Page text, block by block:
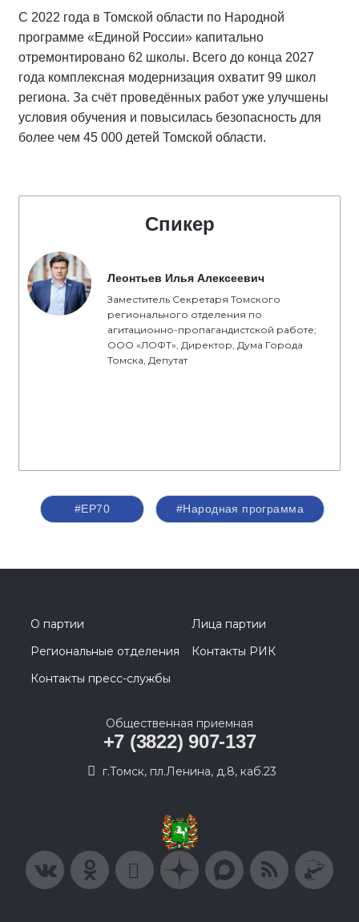
С 2022 года в Томской области по Народной
программе «Единой России» капитально
отремонтировано 62 школы. Всего до конца 2027
года комплексная модернизация охватит 99 школ
региона. За счёт проведённых работ уже улучшены
условия обучения и повысилась безопасность для
более чем 45 000 детей Томской области.
Спикер
Леонтьев Илья Алексеевич
Заместитель Секретаря Томского
регионального отделения по
агитационно-пропагандистской работе;
ООО «ЛОФТ», Директор, Дума Города
Томска, Депутат
#ЕР70 #Народная программа
О партии
Лица партии
Региональные отделения
Контакты РИК
Контакты пресс-службы
Общественная приемная
+7 (3822) 907-137
г.Томск, пл.Ленина, д.8, каб.23